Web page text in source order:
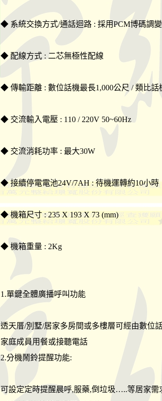
◆ 系統交換方式/通話迴路 : 採用PCM博碼調
◆ 配線方式 : 二芯無極性配線
◆ 傳輸距離 : 數位話機最長1,000公尺 / 類比話
◆ 交流輸入電壓 : 110 / 220V 50~60Hz
◆ 交流消耗功率 : 最大30W
◆ 接續停電電池24V/7AH : 待機運轉約10小時
◆ 機箱尺寸 : 235 X 193 X 73 (mm)
◆ 機箱重量 : 2Kg
1.單鍵全體廣播呼叫功能
透天厝/別墅/居家多房間或多樓層可經由數位
家庭成員用餐或接聽電話
2.分機鬧鈴提醒功能:
可設定定時提醒晨呼,服藥,倒垃圾…..等居家需